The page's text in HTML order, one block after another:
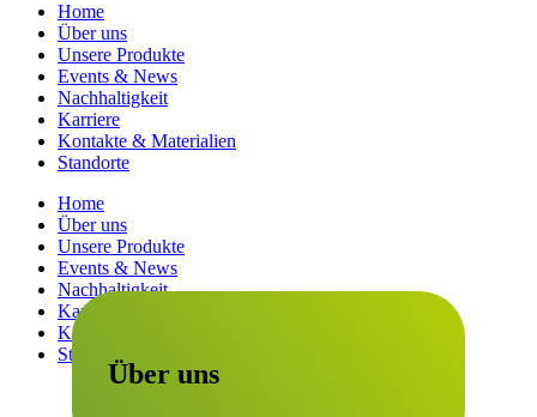
Über uns
Home
Über uns
Unsere Produkte
Events & News
Nachhaltigkeit
Karriere
Kontakte & Materialien
Standorte
Home
Über uns
Unsere Produkte
Events & News
Nachhaltigkeit
Karriere
Kontakte & Materialien
Standorte